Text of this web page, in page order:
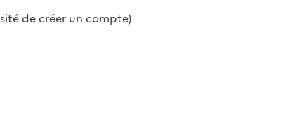
de créer un compte)